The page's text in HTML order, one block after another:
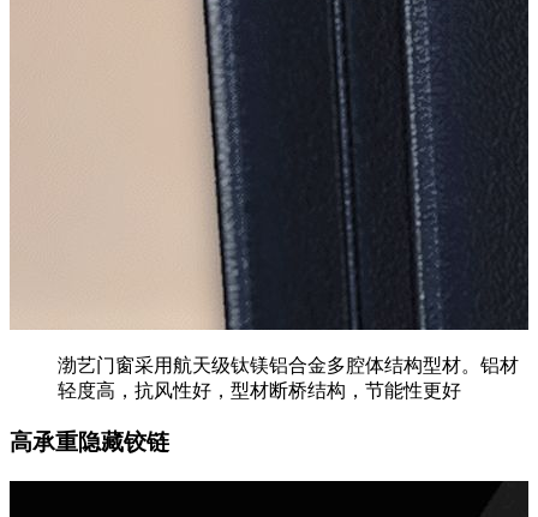
渤艺门窗采用航天级钛镁铝合金多腔体结构型材。铝材
轻度高，抗风性好，型材断桥结构，节能性更好
高承重隐藏铰链